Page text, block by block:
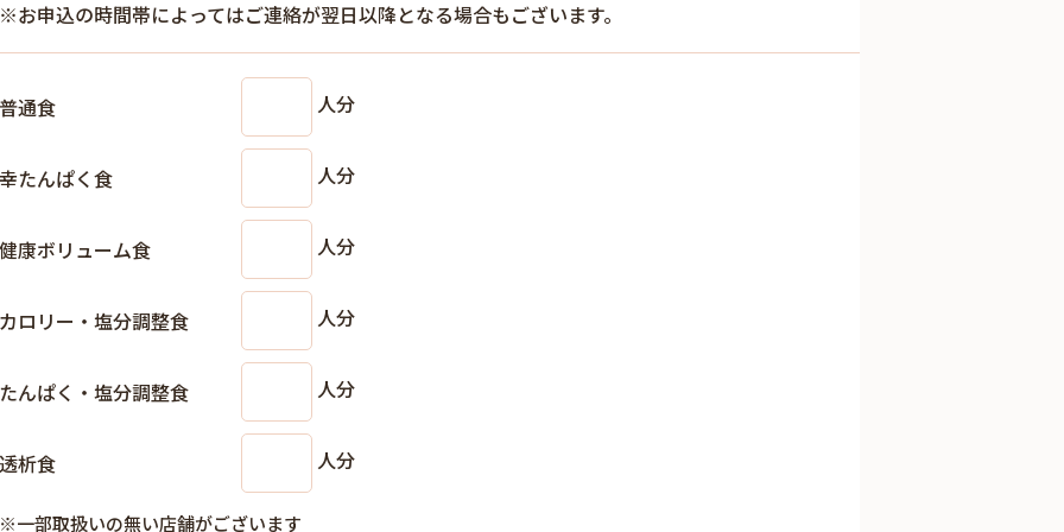
※お申込の時間帯によってはご連絡が翌日以降となる場合もございます。
普通食 人分
幸たんぱく食 人分
健康ボリューム食 人分
カロリー・塩分調整食 人分
たんぱく・塩分調整食 人分
透析食 人分
※一部取扱いの無い店舗がございます